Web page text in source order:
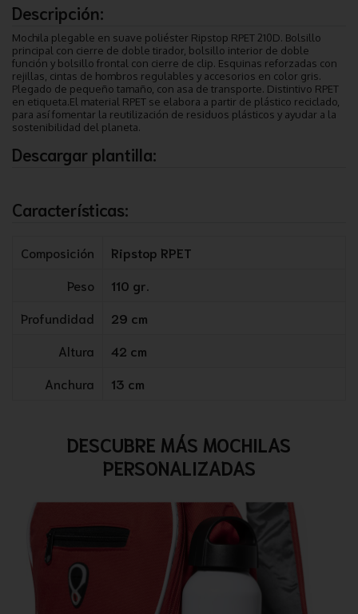
Descripción:
Mochila plegable en suave poliéster Ripstop RPET 210D. Bolsillo
principal con cierre de doble tirador, bolsillo interior de doble
función y bolsillo frontal con cierre de clip. Esquinas reforzadas con
rejillas, cintas de hombros regulables y accesorios en color gris.
Plegado de pequeño tamaño, con asa de transporte. Distintivo RPET
en etiqueta.El material RPET se elabora a partir de plástico reciclado,
para así fomentar la reutilización de residuos plásticos y ayudar a la
sostenibilidad del planeta.
Descargar plantilla:
Características:
Composición
Ripstop RPET
Peso
110 gr.
Profundidad
29 cm
Altura
42 cm
Anchura
13 cm
DESCUBRE MÁS MOCHILAS
PERSONALIZADAS